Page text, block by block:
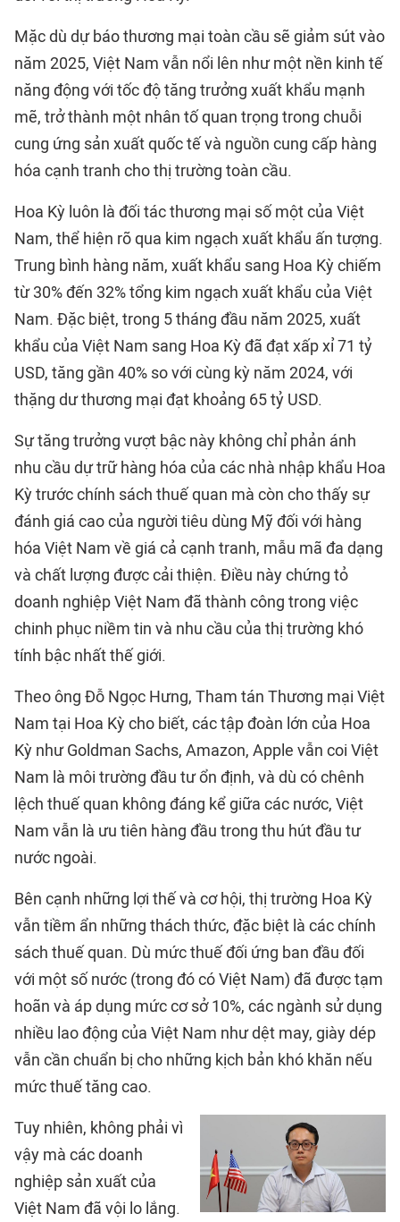
Mặc dù dự báo thương mại toàn cầu sẽ giảm sút vào
năm 2025, Việt Nam vẫn nổi lên như một nền kinh tế
năng động với tốc độ tăng trưởng xuất khẩu mạnh
mẽ, trở thành một nhân tố quan trọng trong chuỗi
cung ứng sản xuất quốc tế và nguồn cung cấp hàng
hóa cạnh tranh cho thị trường toàn cầu.
Hoa Kỳ luôn là đối tác thương mại số một của Việt
Nam, thể hiện rõ qua kim ngạch xuất khẩu ấn tượng.
Trung bình hàng năm, xuất khẩu sang Hoa Kỳ chiếm
từ 30% đến 32% tổng kim ngạch xuất khẩu của Việt
Nam. Đặc biệt, trong 5 tháng đầu năm 2025, xuất
khẩu của Việt Nam sang Hoa Kỳ đã đạt xấp xỉ 71 tỷ
USD, tăng gần 40% so với cùng kỳ năm 2024, với
thặng dư thương mại đạt khoảng 65 tỷ USD.
Sự tăng trưởng vượt bậc này không chỉ phản ánh
nhu cầu dự trữ hàng hóa của các nhà nhập khẩu Hoa
Kỳ trước chính sách thuế quan mà còn cho thấy sự
đánh giá cao của người tiêu dùng Mỹ đối với hàng
hóa Việt Nam về giá cả cạnh tranh, mẫu mã đa dạng
và chất lượng được cải thiện. Điều này chứng tỏ
doanh nghiệp Việt Nam đã thành công trong việc
chinh phục niềm tin và nhu cầu của thị trường khó
tính bậc nhất thế giới.
Theo ông Đỗ Ngọc Hưng, Tham tán Thương mại Việt
Nam tại Hoa Kỳ cho biết, các tập đoàn lớn của Hoa
Kỳ như Goldman Sachs, Amazon, Apple vẫn coi Việt
Nam là môi trường đầu tư ổn định, và dù có chênh
lệch thuế quan không đáng kể giữa các nước, Việt
Nam vẫn là ưu tiên hàng đầu trong thu hút đầu tư
nước ngoài.
Bên cạnh những lợi thế và cơ hội, thị trường Hoa Kỳ
vẫn tiềm ẩn những thách thức, đặc biệt là các chính
sách thuế quan. Dù mức thuế đối ứng ban đầu đối
với một số nước (trong đó có Việt Nam) đã được tạm
hoãn và áp dụng mức cơ sở 10%, các ngành sử dụng
nhiều lao động của Việt Nam như dệt may, giày dép
vẫn cần chuẩn bị cho những kịch bản khó khăn nếu
mức thuế tăng cao.
Tuy nhiên, không phải vì
vậy mà các doanh
nghiệp sản xuất của
Việt Nam đã vội lo lắng.